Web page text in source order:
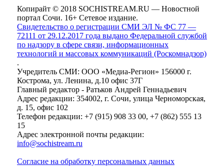
Копирайт © 2018 SOCHISTREAM.RU — Новостной
портал Сочи. 16+ Сетевое издание.
Свидетельство о регистрации СМИ ЭЛ № ФС 77 —
72111 от 29.12.2017 года выдано Федеральной службой
по надзору в сфере связи, информационных
технологий и массовых коммуникаций (Роскомнадзор)
.
Учредитель СМИ: ООО «Медиа-Регион» 156000 г.
Кострома, ул. Ленина, д.10 офис 37Г
Главный редактор - Ратьков Андрей Геннадьевич
Адрес редакции: 354002, г. Сочи, улица Черноморская,
д. 15, офис 102
Телефон редакции: +7 (915) 908 33 00, +7 (862) 555 13
15
Адрес электронной почты редакции:
info@sochistream.ru
Согласие на обработку персональных данных